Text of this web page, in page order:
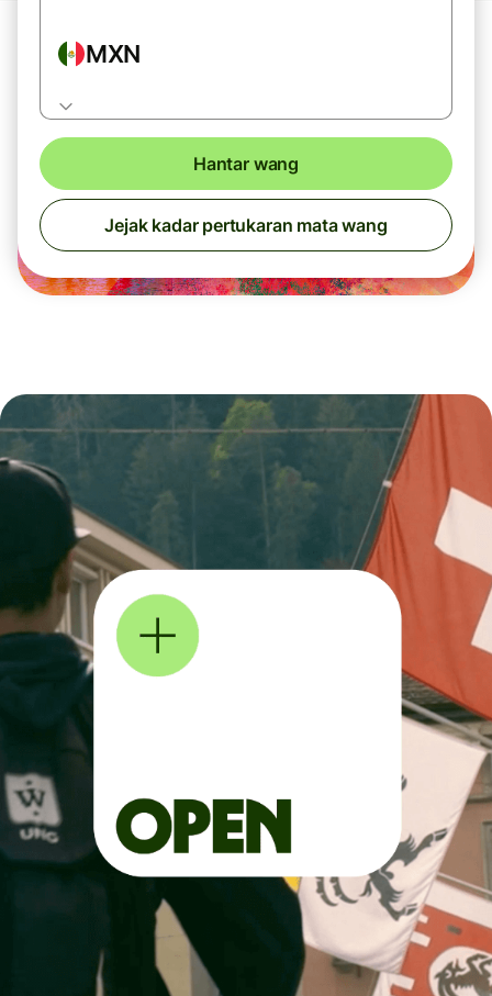
MXN
Hantar wang
Jejak kadar pertukaran mata wang